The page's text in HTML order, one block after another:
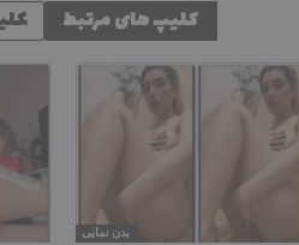
کلیپ های مرتبط
بدن نمایی